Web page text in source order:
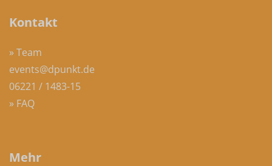
Kontakt
» Team
events@dpunkt.de
06221 / 1483-15
» FAQ
Mehr